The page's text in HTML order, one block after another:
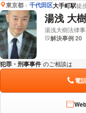
東京都 千代田区大手町駅徒
湯浅 大
湯浅大樹法律
解決事例 20
犯罪・刑事事件 のご相談は
電